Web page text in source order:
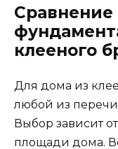
Сравнение
клееного
Для дома из
любой из
Выбор зависит
площади дома.